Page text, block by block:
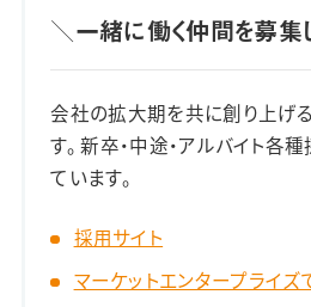
＼一緒に働く仲間を募集
会社の拡大期を共に創り上げ
す。 新卒・中途・アルバイト各
ています。
採用サイト
マーケットエンタープライズ